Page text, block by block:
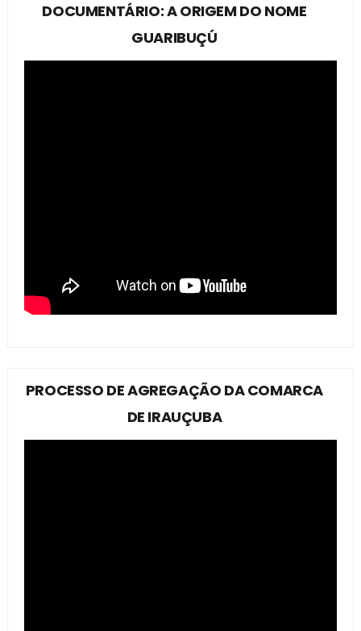
DOCUMENTÁRIO: A ORIGEM DO NOME
GUARIBUÇÚ
PROCESSO DE AGREGAÇÃO DA COMARCA
DE IRAUÇUBA